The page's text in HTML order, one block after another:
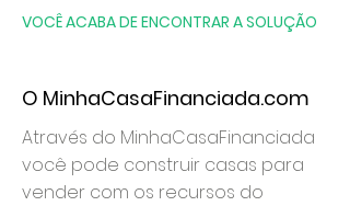
VOCÊ ACABA DE ENCONTRAR A SOLUÇÃO
O MinhaCasaFinanciada.com
Através do MinhaCasaFinanciada
você pode construir casas para
vender com os recursos do